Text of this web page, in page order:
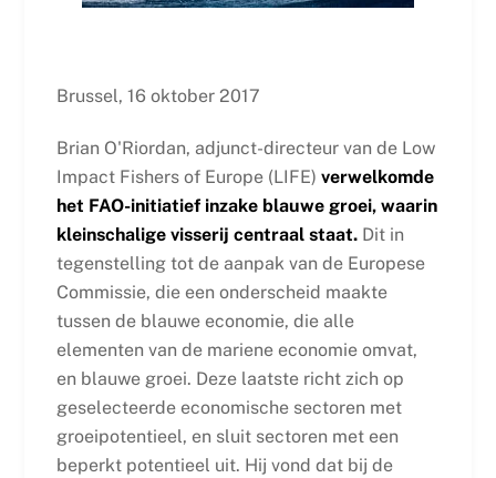
Brussel, 16 oktober 2017
Brian O'Riordan, adjunct-directeur van de Low
Impact Fishers of Europe (LIFE) verwelkomde
het FAO-initiatief inzake blauwe groei, waarin
kleinschalige visserij centraal staat. Dit in
tegenstelling tot de aanpak van de Europese
Commissie, die een onderscheid maakte
tussen de blauwe economie, die alle
elementen van de mariene economie omvat,
en blauwe groei. Deze laatste richt zich op
geselecteerde economische sectoren met
groeipotentieel, en sluit sectoren met een
beperkt potentieel uit. Hij vond dat bij de